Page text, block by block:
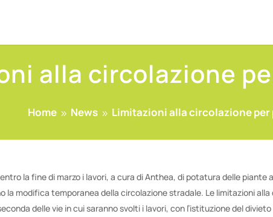
alla circolazione
Home 9 News 9 Limitazioni alla circolazione
la fine di marzo i lavori, a cura di Anthea, di potatura delle piante
la modifica temporanea della circolazione stradale. Le limitazioni
delle vie in cui saranno svolti i lavori, con l’istituzione del